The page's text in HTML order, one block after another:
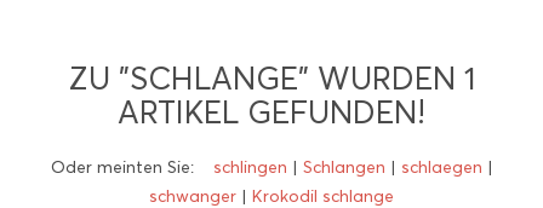
ZU "SCHLANGE" WURDEN 1
ARTIKEL GEFUNDEN!
Oder meinten Sie: schlingen | Schlangen | schlaegen |
schwanger | Krokodil schlange